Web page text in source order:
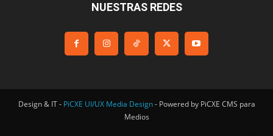
NUESTRAS REDES
Design & IT - PiCXE UI/UX Media Design- Powered by PiCXE CMS para
Medios